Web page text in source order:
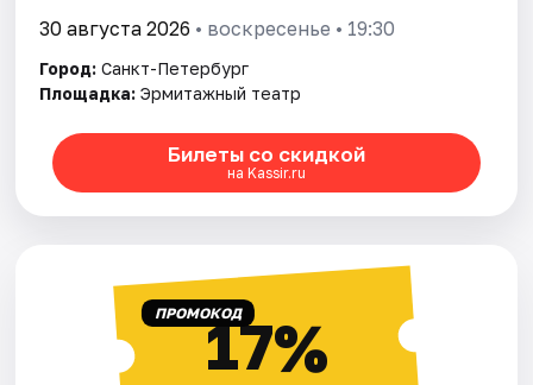
30 августа 2026 • воскресенье • 19:30
Город: Санкт-Петербург
Площадка: Эрмитажный театр
Билеты со скидкой
на Kassir.ru
ПРОМОКОД17%